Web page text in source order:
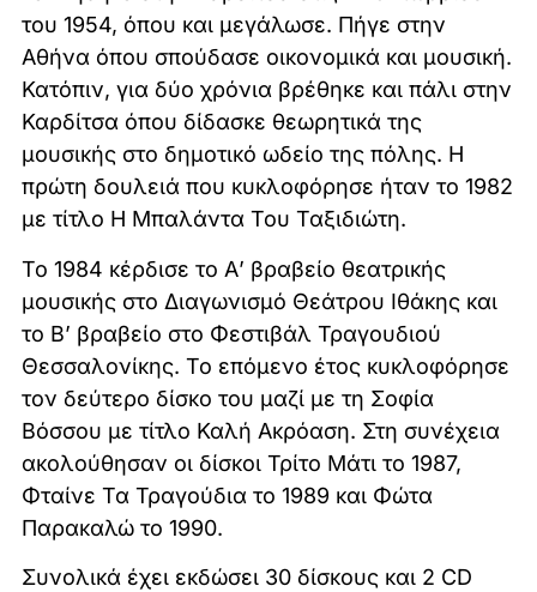
του 1954, όπου και μεγάλωσε. Πήγε στην
Αθήνα όπου σπούδασε οικονομικά και μουσική.
Κατόπιν, για δύο χρόνια βρέθηκε και πάλι στην
Καρδίτσα όπου δίδασκε θεωρητικά της
μουσικής στο δημοτικό ωδείο της πόλης. Η
πρώτη δουλειά που κυκλοφόρησε ήταν το 1982
με τίτλο Η Μπαλάντα Του Ταξιδιώτη.
Το 1984 κέρδισε το Α’ βραβείο θεατρικής
μουσικής στο Διαγωνισμό Θεάτρου Ιθάκης και
το Β’ βραβείο στο Φεστιβάλ Τραγουδιού
Θεσσαλονίκης. Το επόμενο έτος κυκλοφόρησε
τον δεύτερο δίσκο του μαζί με τη Σοφία
Βόσσου με τίτλο Καλή Ακρόαση. Στη συνέχεια
ακολούθησαν οι δίσκοι Τρίτο Μάτι το 1987,
Φταίνε Τα Τραγούδια το 1989 και Φώτα
Παρακαλώ το 1990.
Συνολικά έχει εκδώσει 30 δίσκους και 2 CD